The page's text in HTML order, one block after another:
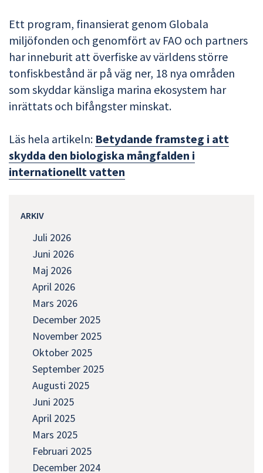
Ett program, finansierat genom Globala
miljöfonden och genomfört av FAO och partners
har inneburit att överfiske av världens större
tonfiskbestånd är på väg ner, 18 nya områden
som skyddar känsliga marina ekosystem har
inrättats och bifångster minskat.
Läs hela artikeln: Betydande framsteg i att
skydda den biologiska mångfalden i
internationellt vatten
ARKIV
Juli 2026
Juni 2026
Maj 2026
April 2026
Mars 2026
December 2025
November 2025
Oktober 2025
September 2025
Augusti 2025
Juni 2025
April 2025
Mars 2025
Februari 2025
December 2024